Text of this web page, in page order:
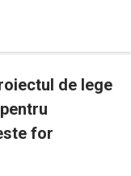
de lege
for